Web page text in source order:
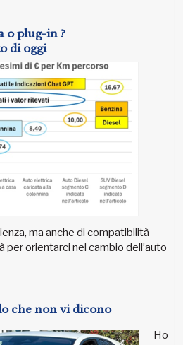
o plug-in ?
di oggi
ma anche di compatibilità
orientarci nel cambio dell’auto
che non vi dicono
Ho